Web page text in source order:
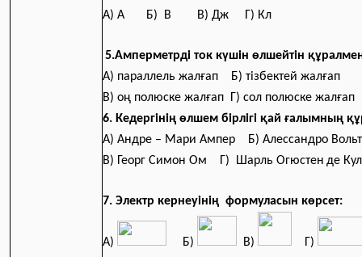
А) А
Б) В В) Дж Г) Кл
5.Амперметрді ток күшін өлшейтін
А) параллель жалғап Б) тізбектей
В) оң полюске жалғап Г) сол полюске жалғап
6. Кедергінің өлшем бірлігі қай ғалымның
А) Андре – Мари Ампер Б) Алессандро
В) Георг Симон Ом Г) Шарль Огюстен де
7. Электр кернеуінің формуласын көрсет:
А) Б) В) Г)